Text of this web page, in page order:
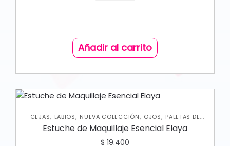
Añadir al carrito
CEJAS, LABIOS, NUEVA COLECCIÓN, OJOS, PALETAS DE
SOMBRAS
Estuche de Maquillaje Esencial Elaya
$ 19.400